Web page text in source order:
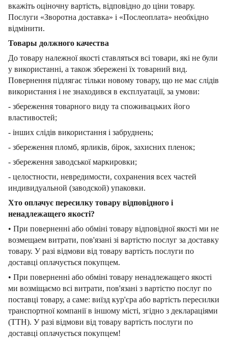
вкажіть оціночну вартість, відповідно до ціни товару.
Послуги «Зворотна доставка» і «Послеоплата» необхідно
відмінити.
Товары должного качества
До товару належної якості ставляться всі товари, які не були
у використанні, а також збережені їх товарний вид.
Повернення підлягає тільки новому товару, що не має слідів
використання і не знаходився в експлуатації, за умови:
- збереження товарного виду та споживацьких його
властивостей;
- інших слідів використання і забруднень;
- збереження пломб, ярликів, бірок, захисних пленок;
- збереження заводської маркировки;
- целостности, невредимости, сохранения всех частей
индивидуальной (заводской) упаковки.
Хто оплачує пересилку товару відповідного і
ненадлежащего якості?
• При поверненні або обміні товару відповідної якості ми не
возмещаем витрати, пов'язані зі вартістю послуг за доставку
товару. У разі відмови від товару вартість послуги по
доставці оплачується покупцем.
• При поверненні або обміні товару ненадлежащего якості
ми возміщаємо всі витрати, пов'язані з вартістю послуг по
поставці товару, а саме: виїзд кур'єра або вартість пересилки
транспортної компанії в іншому місті, згідно з деклараціями
(ТТН). У разі відмови від товару вартість послуги по
доставці оплачується покупцем!